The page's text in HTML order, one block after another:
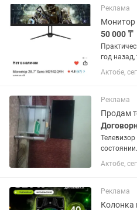
ч, 2
Реклама
Монитор
50 000 ₸
год
не
за 90 тыс
Актобе,
Реклама
состоянии.
Актобе,
Реклама